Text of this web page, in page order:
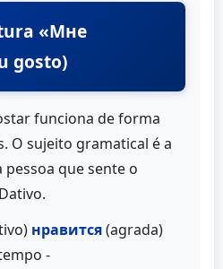
«Мне
gosto)
funciona de forma
O sujeito gramatical é a
pessoa que sente o
нравится(agrada)
-